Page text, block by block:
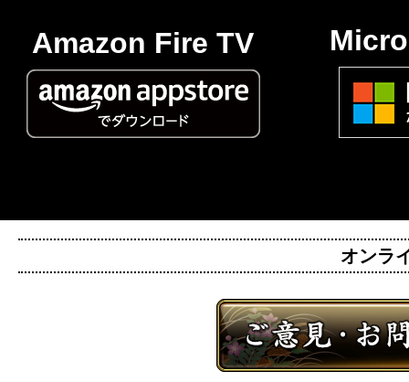
Amazon Fire TV
オンラ